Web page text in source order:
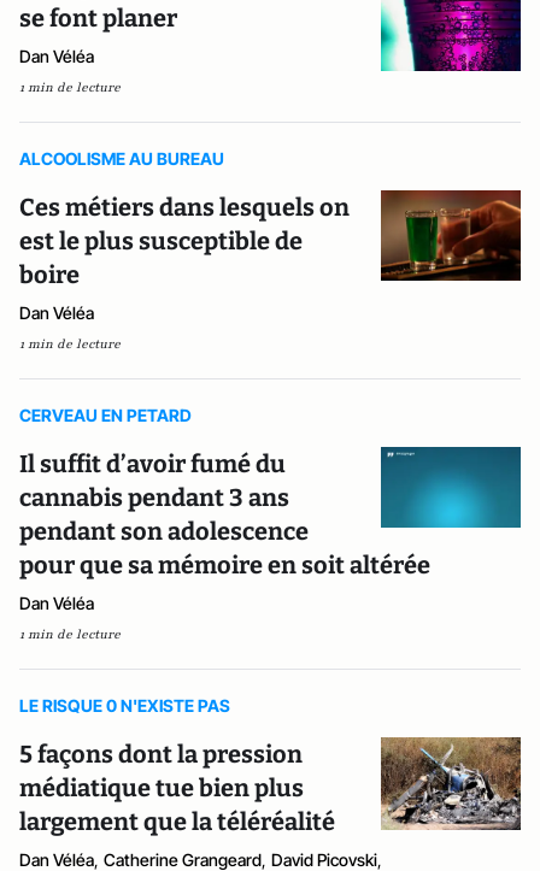
se font planer
Dan Véléa
1 min de lecture
ALCOOLISME AU BUREAU
Ces métiers dans lesquels on
est le plus susceptible de
boire
Dan Véléa
1 min de lecture
CERVEAU EN PETARD
Il suffit d’avoir fumé du
cannabis pendant 3 ans
pendant son adolescence
pour que sa mémoire en soit altérée
Dan Véléa
1 min de lecture
LE RISQUE 0 N'EXISTE PAS
5 façons dont la pression
médiatique tue bien plus
largement que la téléréalité
Dan Véléa, Catherine Grangeard, David Picovski,